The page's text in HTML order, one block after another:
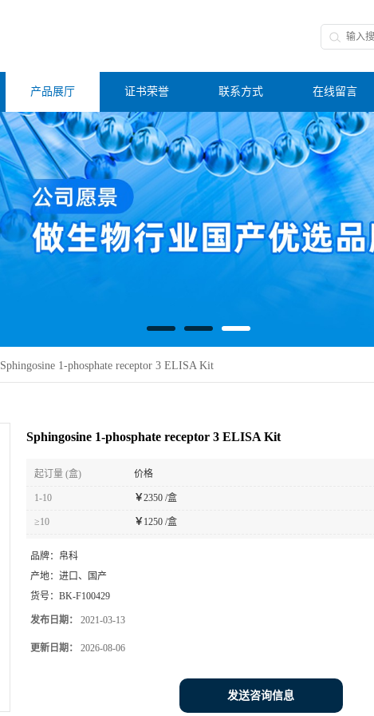
产品展厅 证书荣誉 联系方式 在线留言
Sphingosine 1-phosphate receptor 3 ELISA Kit
Sphingosine 1-phosphate receptor 3 ELISA Kit
起订量 (盒) 价格
1-10 ￥2350 /盒
≥10 ￥1250 /盒
品牌： 帛科
产地： 进口、国产
货号： BK-F100429
发布日期： 2021-03-13
更新日期： 2026-08-06
发送咨询信息